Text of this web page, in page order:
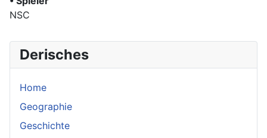
Derisches
Home
Geographie
Geschichte
NSC